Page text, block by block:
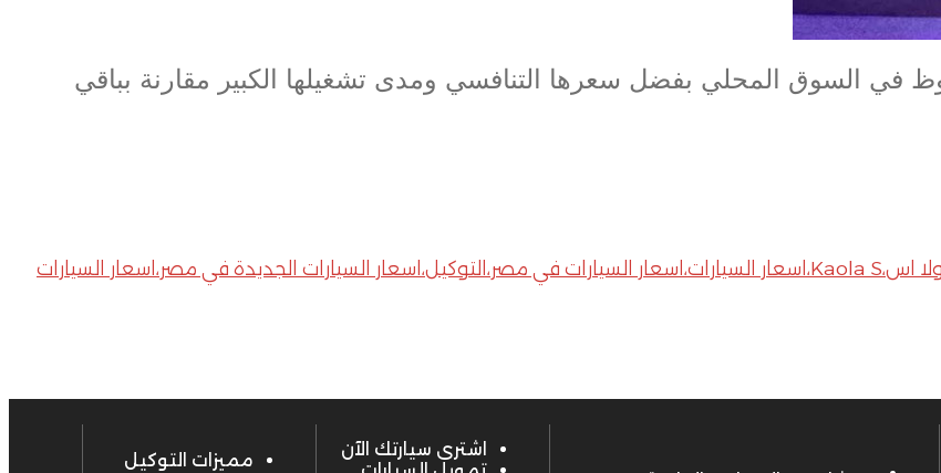
في السوق المحلي بفضل سعرها التنافسي ومدى تشغيلها الكبير مقارنة بباقي
الكان أوتو،سيارات 2026،أرك فوكس،ARCFOX،سيارة كهربائية،كاولا اس،Kaola S،اسعار السيارات،اسعار السيارات في مصر،التوكيل،اسعار السيارات الجديدة في مصر،اسعار السيارات
اشترى سيارتك الآن
مميزات التوكيل